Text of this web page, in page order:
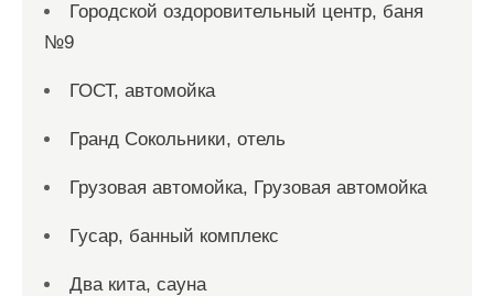
Городской оздоровительный центр, баня
№9
ГОСТ, автомойка
Гранд Сокольники, отель
Грузовая автомойка, Грузовая автомойка
Гусар, банный комплекс
Два кита, сауна